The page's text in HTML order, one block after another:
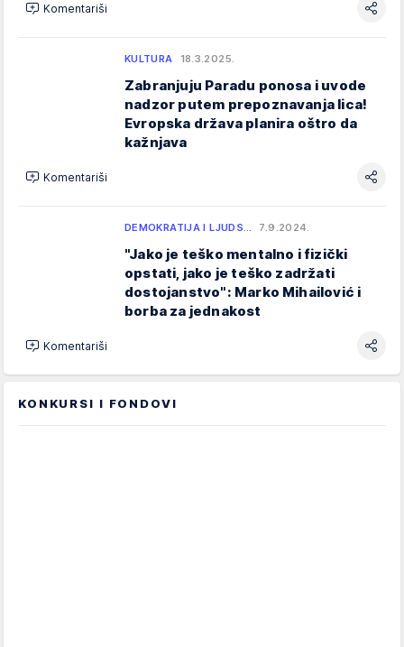
Komentariši
KULTURA 18.3.2025.
Zabranjuju Paradu ponosa i uvode
nadzor putem prepoznavanja lica!
Evropska država planira oštro da
kažnjava
Komentariši
DEMOKRATIJA I LJUDS… 7.9.2024.
"Jako je teško mentalno i fizički
opstati, jako je teško zadržati
dostojanstvo": Marko Mihailović i
borba za jednakost
Komentariši
KONKURSI I FONDOVI